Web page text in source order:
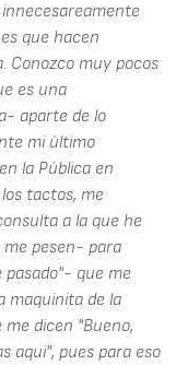
que hacen
Conozco muy pocos
es una
aparte de lo
mi último
la Pública en
tactos, me
a la que he
me pesen- para
pasado"- que me
maquinita de la
dicen "Bueno,
aqui", pues para eso